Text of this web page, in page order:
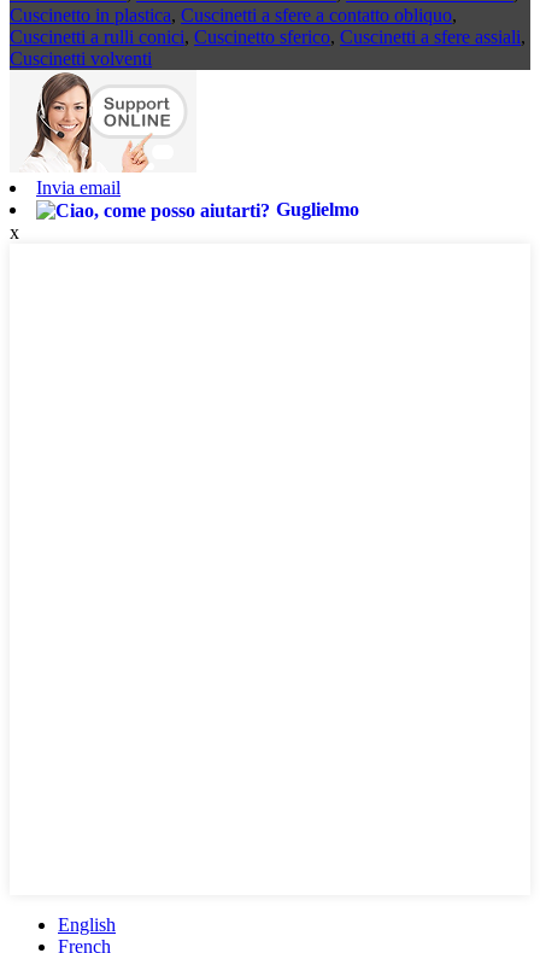
Cuscinetto in plastica, Cuscinetti a sfere a contatto obliquo,
Cuscinetti a rulli conici, Cuscinetto sferico, Cuscinetti a sfere assiali,
Cuscinetti volventi
Invia email
Guglielmo
x
English
French